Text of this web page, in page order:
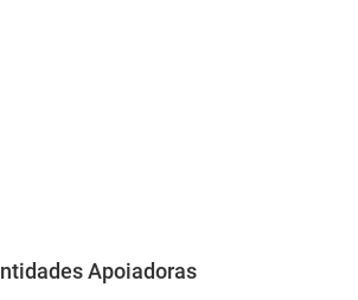
Apoiadoras